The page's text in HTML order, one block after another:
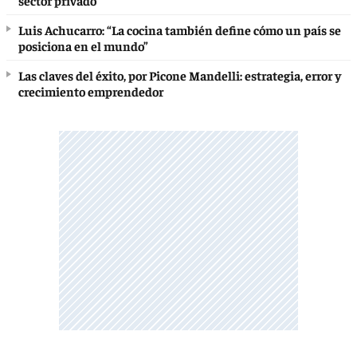
Luis Achucarro: “La cocina también define cómo un país se
posiciona en el mundo”
Las claves del éxito, por Picone Mandelli: estrategia, error y
crecimiento emprendedor